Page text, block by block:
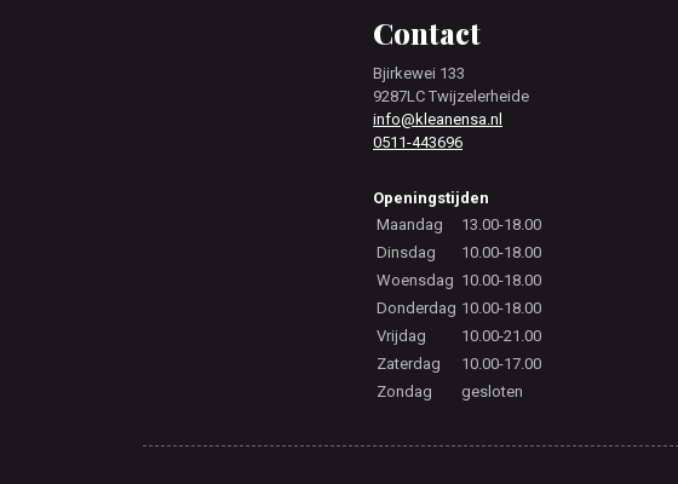
Contact
Bjirkewei 133
9287LC Twijzelerheide
info@kleanensa.nl
0511-443696
Openingstijden
Maandag
13.00-18.00
Dinsdag
10.00-18.00
Woensdag 10.00-18.00
Donderdag 10.00-18.00
Vrijdag
10.00-21.00
Zaterdag
10.00-17.00
Zondag
gesloten